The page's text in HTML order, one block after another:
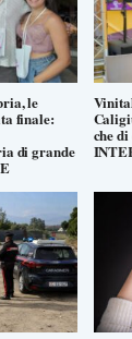
le
finale:
di grande
che